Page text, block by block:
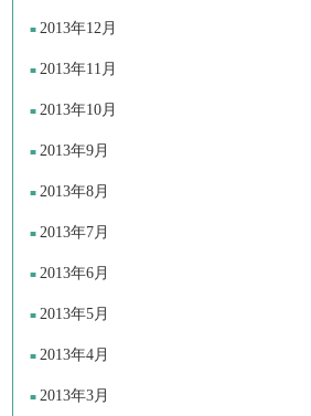
2013年12月
2013年11月
2013年10月
2013年9月
2013年8月
2013年7月
2013年6月
2013年5月
2013年4月
2013年3月